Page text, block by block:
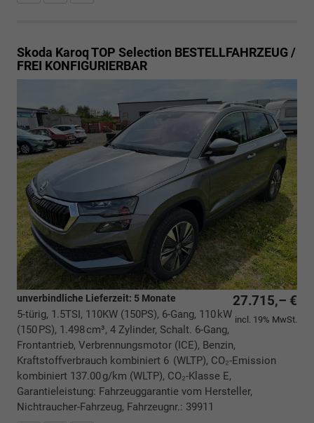
Skoda KaroqTOP Selection BESTELLFAHRZEUG /
FREI KONFIGURIERBAR
27.715,– €
incl. 19% MwSt.
unverbindliche Lieferzeit: 5 Monate
5-türig, 1.5TSI, 110KW (150PS), 6-Gang, 110 kW
(150 PS), 1.498 cm³, 4 Zylinder, Schalt. 6-Gang,
Frontantrieb, Verbrennungsmotor (ICE), Benzin,
Kraftstoffverbrauch kombiniert 6 (WLTP), CO₂-Emission
kombiniert 137.00 g/km (WLTP), CO₂-Klasse E,
Garantieleistung: Fahrzeuggarantie vom Hersteller,
Nichtraucher-Fahrzeug, Fahrzeugnr.: 39911